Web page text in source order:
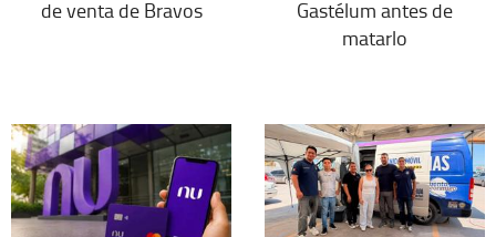
de venta de Bravos
Gastélum antes de
matarlo